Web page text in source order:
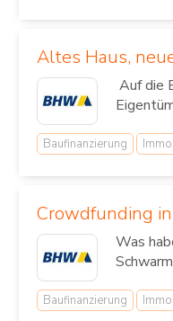
Altes Haus,
Auf die
Baufinanzierung
Crowdfunding
Was
Baufinanzierung